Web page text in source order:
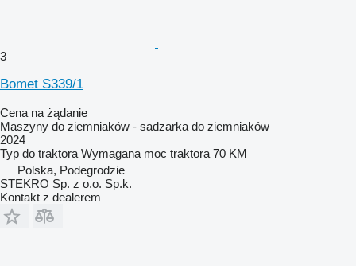
3
Bomet S339/1
Cena na żądanie
Maszyny do ziemniaków - sadzarka do ziemniaków
2024
Typ do traktora Wymagana moc traktora 70 KM
Polska, Podegrodzie
STEKRO Sp. z o.o. Sp.k.
Kontakt z dealerem